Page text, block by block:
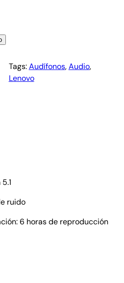
Tags:Audífonos, Audio,
Lenovo
ruido
6 horas de reproducción